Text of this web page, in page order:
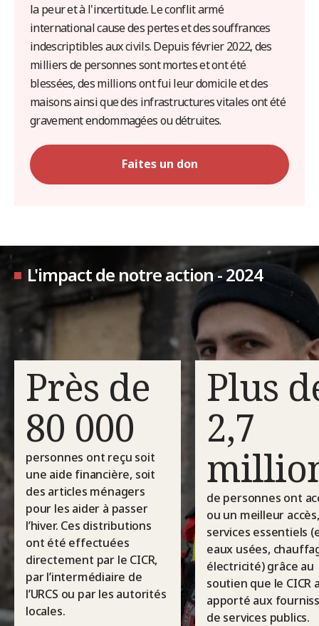
la peur et à l'incertitude. Le conflit armé
international cause des pertes et des souffrances
indescriptibles aux civils. Depuis février 2022, des
milliers de personnes sont mortes et ont été
blessées, des millions ont fui leur domicile et des
maisons ainsi que des infrastructures vitales ont été
gravement endommagées ou détruites.
Faites un don
L'impact de notre action - 2024
Près de
80 000
personnes ont reçu soit
une aide financière, soit
des articles ménagers
pour les aider à passer
l’hiver. Ces distributions
ont été effectuées
directement par le CICR,
par l’intermédiaire de
l’URCS ou par les autorités
locales.
Plus
2,7
de personnes ont
ou un meilleur
services essentiels
eaux usées,
électricité) grâce au
soutien que le CICR
apporté aux
de services publics.